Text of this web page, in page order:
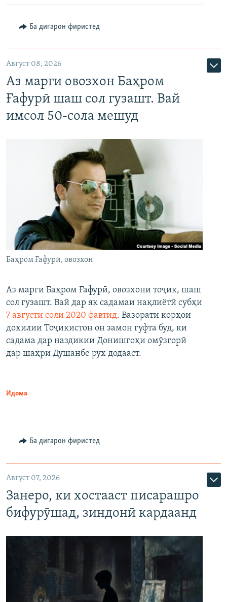
Ба дигарон фиристед
Август 08, 2026
Аз марги овозхон Баҳром
Ғафурӣ шаш сол гузашт. Вай
имсол 50-сола мешуд
Баҳром Ғафурӣ, овозхон
Аз марги Баҳром Ғафурӣ, овозхони тоҷик, шаш
сол гузашт. Вай дар як садамаи нақлиётӣ субҳи
7 августи соли 2020 фавтид. Вазорати корҳои
дохилии Тоҷикистон он замон гуфта буд, ки
садама дар наздикии Донишгоҳи омӯзгорӣ
дар шаҳри Душанбе рух додааст.
Идома
Ба дигарон фиристед
Август 07, 2026
Занеро, ки хостааст писарашро
бифурӯшад, зиндонӣ кардаанд